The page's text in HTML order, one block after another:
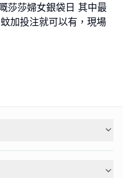
莎莎婦女銀袋日 其中最
加投注就可以有，現場